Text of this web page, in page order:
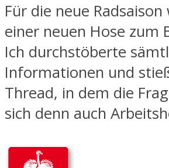
Für die neue
einer neuen Hose zum
Ich durchstöberte
Informationen und
Thread, in dem die
sich denn auch